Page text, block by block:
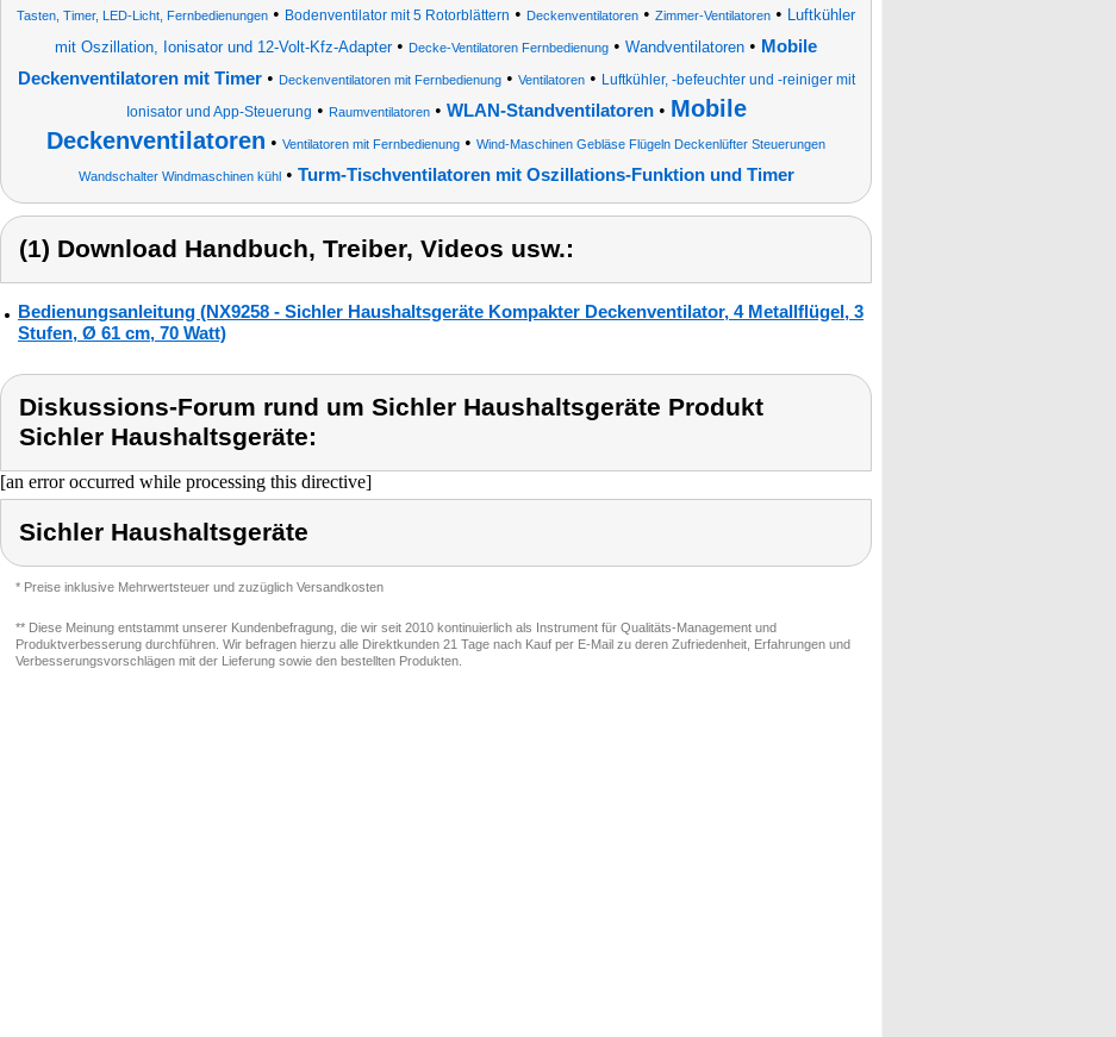
Tasten, Timer, LED-Licht, Fernbedienungen • Bodenventilator mit 5 Rotorblättern • Deckenventilatoren • Zimmer-Ventilatoren • Luftkühler
mit Oszillation, Ionisator und 12-Volt-Kfz-Adapter• Decke-Ventilatoren Fernbedienung • Wandventilatoren • Mobile
Deckenventilatoren mit Timer• Deckenventilatoren mit Fernbedienung• Ventilatoren• Luftkühler, -befeuchter und -reiniger mit
Ionisator und App-Steuerung • Raumventilatoren• WLAN-Standventilatoren• Mobile
Deckenventilatoren • Ventilatoren mit Fernbedienung • Wind-Maschinen Gebläse Flügeln Deckenlüfter Steuerungen
Wandschalter Windmaschinen kühl• Turm-Tischventilatoren mit Oszillations-Funktion und Timer
(1) Download Handbuch, Treiber, Videos usw.:
Bedienungsanleitung (NX9258 - Sichler Haushaltsgeräte Kompakter Deckenventilator, 4 Metallflügel, 3
Stufen, Ø 61 cm, 70 Watt)
Diskussions-Forum rund um Sichler Haushaltsgeräte Produkt
Sichler Haushaltsgeräte:
[an error occurred while processing this directive]
Sichler Haushaltsgeräte
* Preise inklusive Mehrwertsteuer und zuzüglich Versandkosten
** Diese Meinung entstammt unserer Kundenbefragung, die wir seit 2010 kontinuierlich als Instrument für Qualitäts-Management und
Produktverbesserung durchführen. Wir befragen hierzu alle Direktkunden 21 Tage nach Kauf per E-Mail zu deren Zufriedenheit, Erfahrungen und
Verbesserungsvorschlägen mit der Lieferung sowie den bestellten Produkten.